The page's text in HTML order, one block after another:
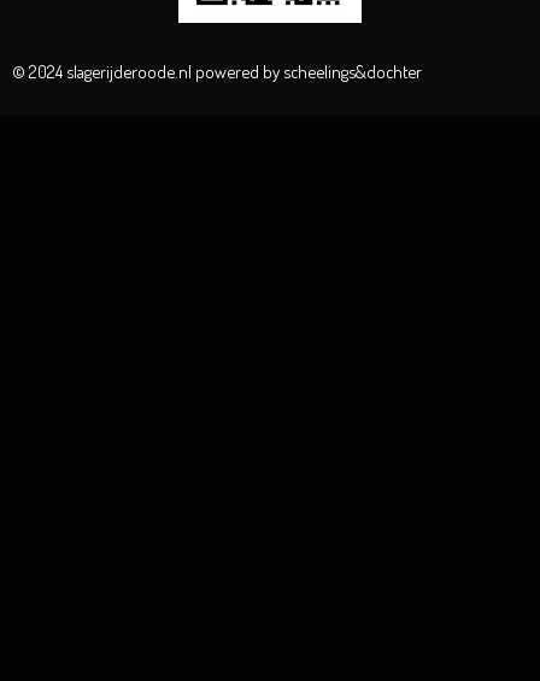
© 2024 slagerijderoode.nl powered by scheelings&dochter